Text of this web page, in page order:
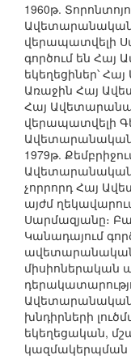
1960թ.
Ավետարանական
վերապատվելի
գործում են Հայ
եկեղեցիներ՝
Առաջին Հայ
Հայ
վերապատվելի
Ավետարանական
1979թ.
Ավետարանական
չորրորդ Հայ
այժմ
Սարմազյանը։
Կանադայում
ավետարանական
միսիոներական
խնդիրների
եկեղեցական,
կազմակերպման